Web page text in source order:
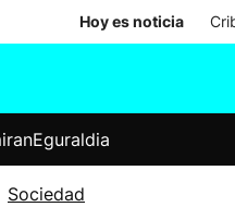
Hoy es noticia
Eguraldia
Sociedad